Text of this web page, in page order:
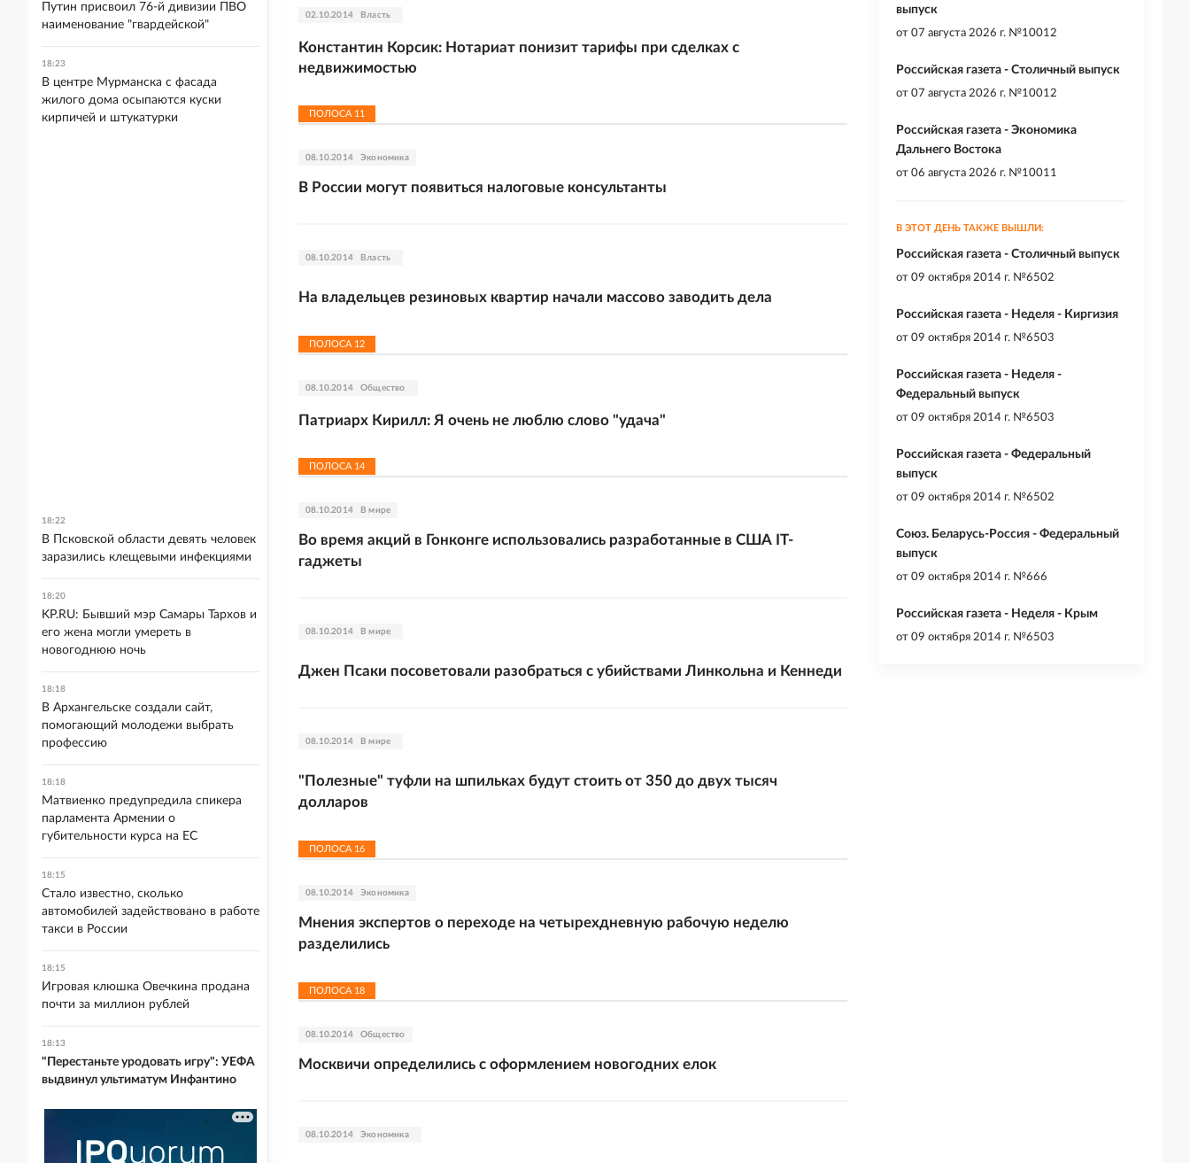
02.10.2014 Власть
Константин Корсик: Нотариат понизит тарифы при сделках с
недвижимостью
ПОЛОСА 11
08.10.2014 Экономика
В России могут появиться налоговые консультанты
08.10.2014 Власть
На владельцев резиновых квартир начали массово заводить дела
ПОЛОСА 12
08.10.2014 Общество
Патриарх Кирилл: Я очень не люблю слово "удача"
ПОЛОСА 14
08.10.2014 В мире
Во время акций в Гонконге использовались разработанные в США IT-
гаджеты
08.10.2014 В мире
Джен Псаки посоветовали разобраться с убийствами Линкольна и Кеннеди
08.10.2014 В мире
"Полезные" туфли на шпильках будут стоить от 350 до двух тысяч
долларов
ПОЛОСА 16
08.10.2014 Экономика
Мнения экспертов о переходе на четырехдневную рабочую неделю
разделились
ПОЛОСА 18
08.10.2014 Общество
Москвичи определились с оформлением новогодних елок
08.10.2014 Экономика
выпуск
от 07 августа 2026 г. №10012
Российская газета - Столичный выпуск
от 07 августа 2026 г. №10012
Российская газета - Экономика
Дальнего Востока
от 06 августа 2026 г. №10011
В ЭТОТ ДЕНЬ ТАКЖЕ ВЫШЛИ:
Российская газета - Столичный выпуск
от 09 октября 2014 г. №6502
Российская газета - Неделя - Киргизия
от 09 октября 2014 г. №6503
Российская газета - Неделя -
Федеральный выпуск
от 09 октября 2014 г. №6503
Российская газета - Федеральный
выпуск
от 09 октября 2014 г. №6502
Союз. Беларусь-Россия - Федеральный
выпуск
от 09 октября 2014 г. №666
Российская газета - Неделя - Крым
от 09 октября 2014 г. №6503
Путин присвоил 76-й дивизии ПВО
наименование "гвардейской"
18:23
В центре Мурманска с фасада
жилого дома осыпаются куски
кирпичей и штукатурки
18:22
В Псковской области девять человек
заразились клещевыми инфекциями
18:20
KP.RU: Бывший мэр Самары Тархов и
его жена могли умереть в
новогоднюю ночь
18:18
В Архангельске создали сайт,
помогающий молодежи выбрать
профессию
18:18
Матвиенко предупредила спикера
парламента Армении о
губительности курса на ЕС
18:15
Стало известно, сколько
автомобилей задействовано в работе
такси в России
18:15
Игровая клюшка Овечкина продана
почти за миллион рублей
18:13
"Перестаньте уродовать игру": УЕФА
выдвинул ультиматум Инфантино